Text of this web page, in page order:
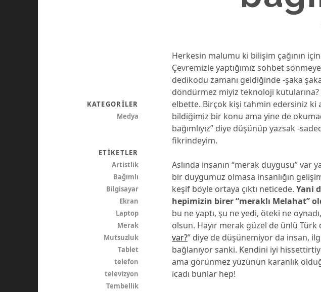
Herkesin malumu ki bilişim çağının
Çevremizle yaptığımız sohbet
dedikodu zamanı geldiğinde -şaka
döndürmez miyiz teknoloji
elbette. Birçok kişi tahmin edersiniz ki
bildiğimiz bir konu ama yine de
bağımlıyız” diye düşünüp yazsak -
fikrindeyim.
Aslında insanın “merak duygusu” var
bir duygumuz olmasa insanlığın
keşif böyle ortaya çıktı neticede.Yani
hepimizin birer “meraklı Melahat”
bu ne yaptı, şu ne yedi, öteki ne
olsun. Hayır merak güzel de ünlü
var?” diye de düşünemiyor da insan,
bağlanıyor sanki. Kendini iyi
ama görünmez yüzünün karanlık
icadı bunlar hep!
KATEGORILER
Medya
ETIKETLER
Artistlik
Bağımlı
Bilgisayar
Ekran
Laptop
Merak
Mutsuzluk
Tablet
telefon
televizyon
Tembellik